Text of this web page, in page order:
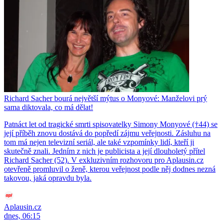
Richard Sacher bourá největší mýtus o Monyové: Manželovi prý
sama diktovala, co má dělat!
Patnáct let od tragické smrti spisovatelky Simony Monyové (†44) se
její příběh znovu dostává do popředí zájmu veřejnosti. Zásluhu na
tom má nejen televizní seriál, ale také vzpomínky lidí, kteří ji
skutečně znali. Jedním z nich je publicista a její dlouholetý přítel
Richard Sacher (52). V exkluzivním rozhovoru pro Aplausin.cz
otevřeně promluvil o ženě, kterou veřejnost podle něj dodnes nezná
takovou, jaká opravdu byla.
Aplausin.cz
dnes, 06:15